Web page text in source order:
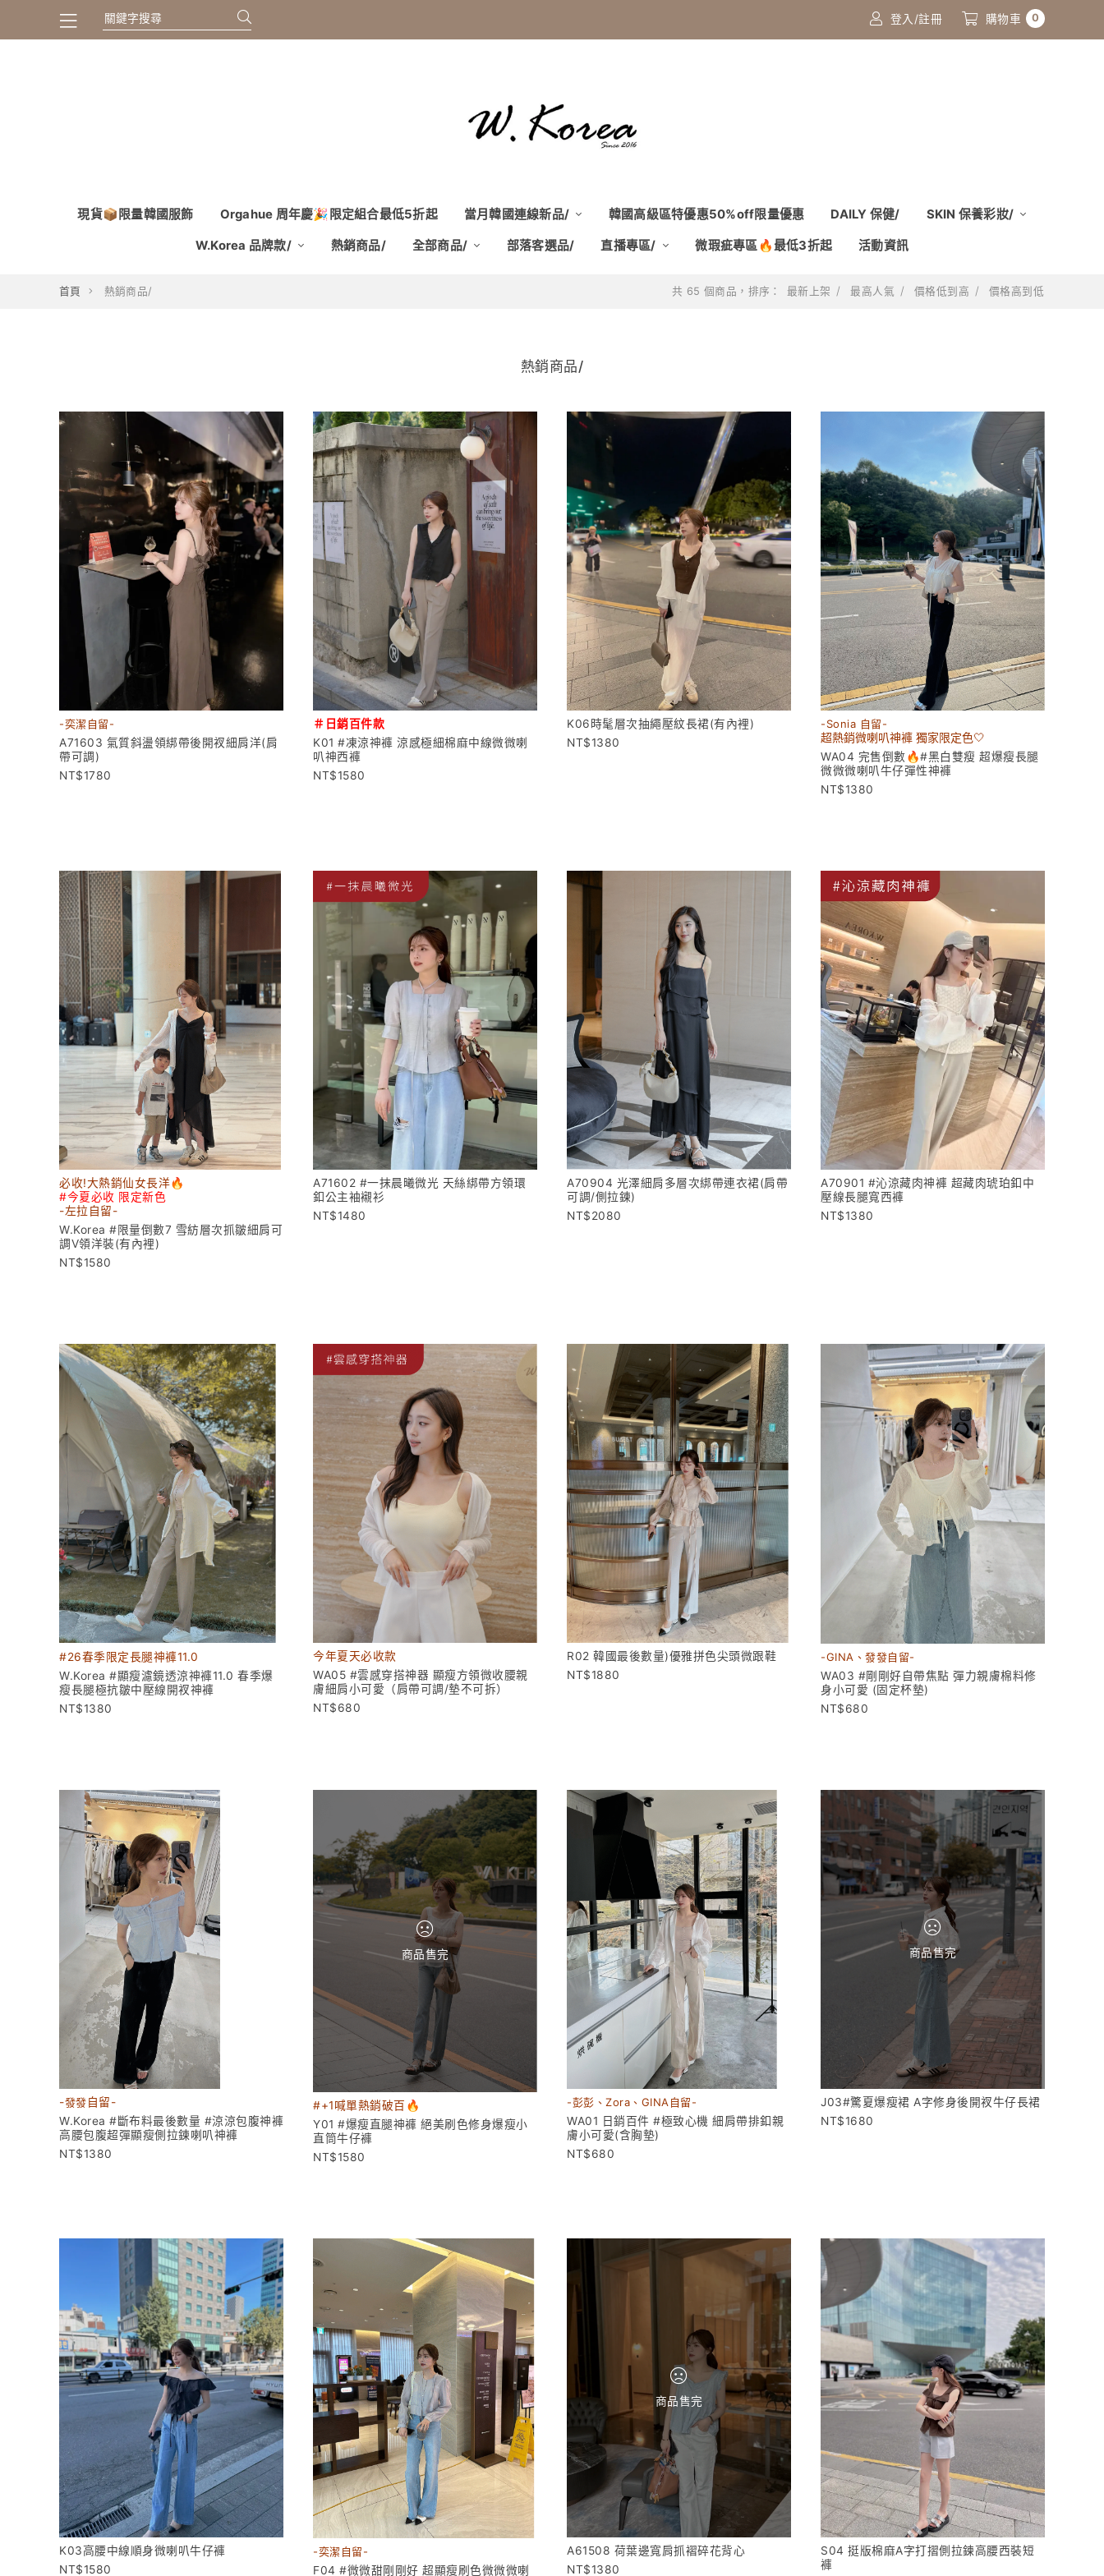
登入/註冊 購物車 0
現貨📦限量韓國服飾 Orgahue 周年慶🎉限定組合最低5折起 當月韓國連線新品/ 韓國高級區特優惠50%off限量優惠 DAILY 保健/ SKIN 保養彩妝/
W.Korea 品牌款/ 熱銷商品/ 全部商品/ 部落客選品/ 直播專區/ 微瑕疵專區🔥最低3折起 活動資訊
首頁 熱銷商品/ 共 65 個商品，排序： 最新上架 最高人氣 價格低到高 價格高到低
熱銷商品/
-奕潔自留-
A71603 氣質斜盪領綁帶後開衩細肩洋(肩
帶可調)
1780
＃日銷百件款
K01 #凍涼神褲 涼感極細棉麻中線微微喇
叭神西褲
1580
K06時髦層次抽繩壓紋長裙(有內裡)
1380
-Sonia 自留-
超熱銷微喇叭神褲 獨家限定色🤍
WA04 完售倒數🔥#黑白雙瘦 超爆瘦長腿
微微微喇叭牛仔彈性神褲
1380
必收!大熱銷仙女長洋🔥
#今夏必收 限定新色
-左拉 自留-
W.Korea #限量倒數7 雪紡層次抓皺細肩可
調V領洋裝(有內裡)
1580
A71602 #一抹晨曦微光 天絲綁帶方領環
釦公主袖襯衫
1480
A70904 光澤細肩多層次綁帶連衣裙(肩帶
可調/側拉鍊)
2080
A70901 #沁涼藏肉神褲 超藏肉琥珀釦中
壓線長腿寬西褲
1380
#26春季限定長腿神褲11.0
W.Korea #顯瘦濾鏡透涼神褲11.0 春季爆
瘦長腿極抗皺中壓線開衩神褲
1380
今年夏天必收款
WA05 #雲感穿搭神器 顯瘦方領微收腰親
膚細肩小可愛（肩帶可調/墊不可拆）
680
R02 韓國最後數量)優雅拼色尖頭微跟鞋
1880
-GINA、發發自留-
WA03 #剛剛好自帶焦點 彈力親膚棉料修
身小可愛 (固定杯墊)
680
-發發自留-
W.Korea #斷布料最後數量 #涼涼包腹神褲
高腰包腹超彈顯瘦側拉鍊喇叭神褲
1380
商品售完
#+1喊單熱銷破百🔥
Y01 #爆瘦直腿神褲 絕美刷色修身爆瘦小
直筒牛仔褲
1580
-彭彭、Zora、GINA自留-
WA01 日銷百件 #極致心機 細肩帶排釦親
膚小可愛(含胸墊)
680
商品售完
J03#驚夏爆瘦裙 A字修身後開衩牛仔長裙
1680
K03高腰中線順身微喇叭牛仔褲
1580
-奕潔自留-
F04 #微微甜剛剛好 超顯瘦刷色微微微喇
商品售完
A61508 荷葉邊寬肩抓褶碎花背心
1380
S04 挺版棉麻A字打摺側拉鍊高腰西裝短
褲